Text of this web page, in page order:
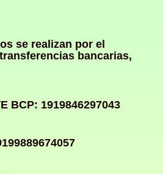
se realizan por el
bancarias,
BCP: 1919846297043